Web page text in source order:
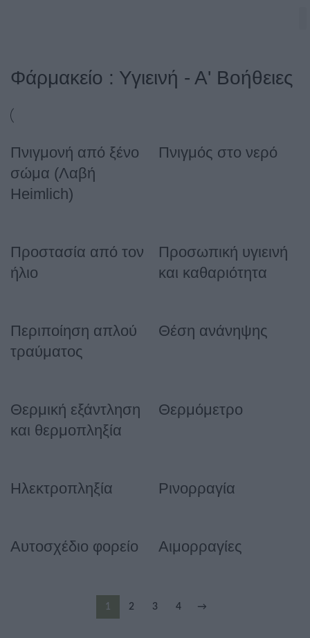
Φάρμακείο : Υγιεινή - Α' Βοήθειες
Πνιγμονή από ξένο
σώμα (Λαβή
Heimlich)
Πνιγμός στο νερό
Προστασία από τον
ήλιο
Προσωπική υγιεινή
και καθαριότητα
Περιποίηση απλού
τραύματος
Θέση ανάνηψης
Θερμική εξάντληση
και θερμοπληξία
Θερμόμετρο
Ηλεκτροπληξία Ρινορραγία
Αυτοσχέδιο φορείο Αιμορραγίες
1 2 3 4 →